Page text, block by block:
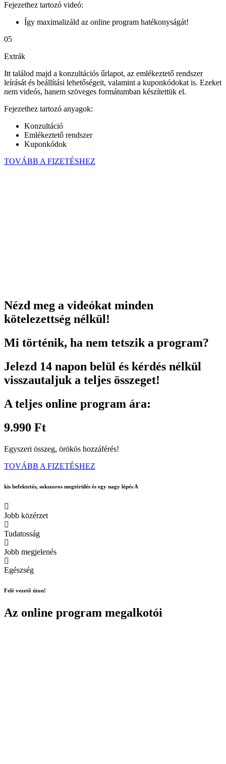
Fejezethez tartozó videó:
Így maximalizáld az online program hatékonyságát!
05
Extrák
Itt találod majd a konzultációs űrlapot, az emlékeztető rendszer
leírását és beállítási lehetőségeit, valamint a kuponkódokat is. Ezeket
nem videós, hanem szöveges formátumban készítettük el.
Fejezethez tartozó anyagok:
Konzultáció
Emlékeztető rendszer
Kuponkódok
TOVÁBB A FIZETÉSHEZ
Nézd meg a videókat minden
kötelezettség nélkül!
Mi történik, ha nem tetszik a program?
Jelezd 14 napon belül és kérdés nélkül
visszautaljuk a teljes összeget!
A teljes online program ára:
9.990 Ft
Egyszeri összeg, örökös hozzáférés!
TOVÁBB A FIZETÉSHEZ
kis befektetés, sokszoros megtérülés és egy nagy lépés A
Jobb közérzet
Tudatosság
Jobb megjelenés
Egészség
Felé vezető úton!
Az online program megalkotói